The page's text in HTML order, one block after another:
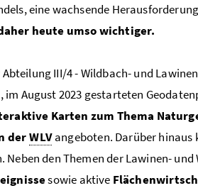
eine wachsende
heute umso wichtiger.
Abteilung III/4 - Wildbach- und
im August 2023 gestarteten
Karten zum Thema
derWLV angeboten. Darüber
Neben den Themen der Lawinen-
sowie aktive